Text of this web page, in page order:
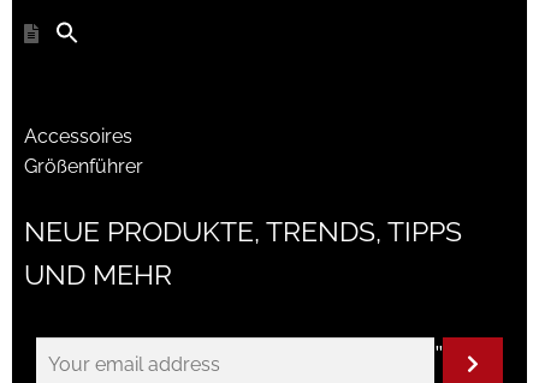
Accessoires
Größenführer
NEUE PRODUKTE, TRENDS, TIPPS
UND MEHR
"